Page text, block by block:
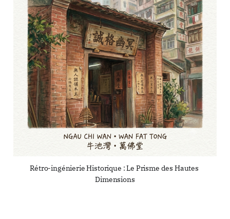
Rétro-ingénierie Historique : Le Prisme des Hautes
Dimensions